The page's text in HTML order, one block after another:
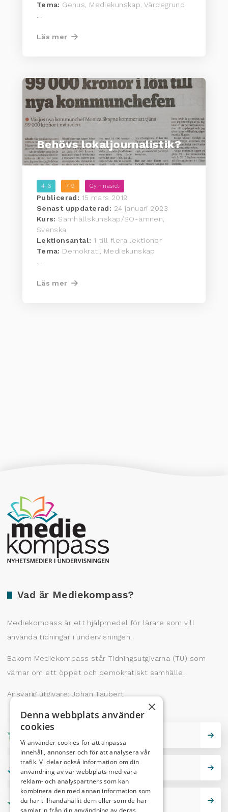
Tema: Genus, Mediekunskap, Värdegrund
...
Läs mer
Behövs lokaljournalistik?
4-6 7-9 Gymnasiet
Publicerad: 15 mars 2019
Senast uppdaterad: 24 januari 2023
Kurs: Samhällskunskap/SO-ämnen,
Svenska
Lektionsantal: 1 till flera lektioner
Tema: Demokrati, Mediekunskap
Läs mer
Vad är Mediekompass?
Mediekompass är ett hjälpmedel för lärare som vill
använda tidningar i undervisningen.
Bakom Mediekompass står Tidningsutgivarna (TU) som
värnar om ett öppet och demokratiskt samhälle.
Ansvarig utgivare: Johan Taubert
Lektionstips
Nutidskryss
Producerad av Gota Media Brand Studio
×
Denna webbplats använder
cookies
Vi använder cookies för att anpassa
innehåll, annonser och för att analysera vår
trafik. Vi delar också information om din
användning av vår webbplats med våra
reklam- och analyspartners som kan
kombinera den med annan information som
du har tillhandahållit dem eller som de har
samlat in från din användning av deras